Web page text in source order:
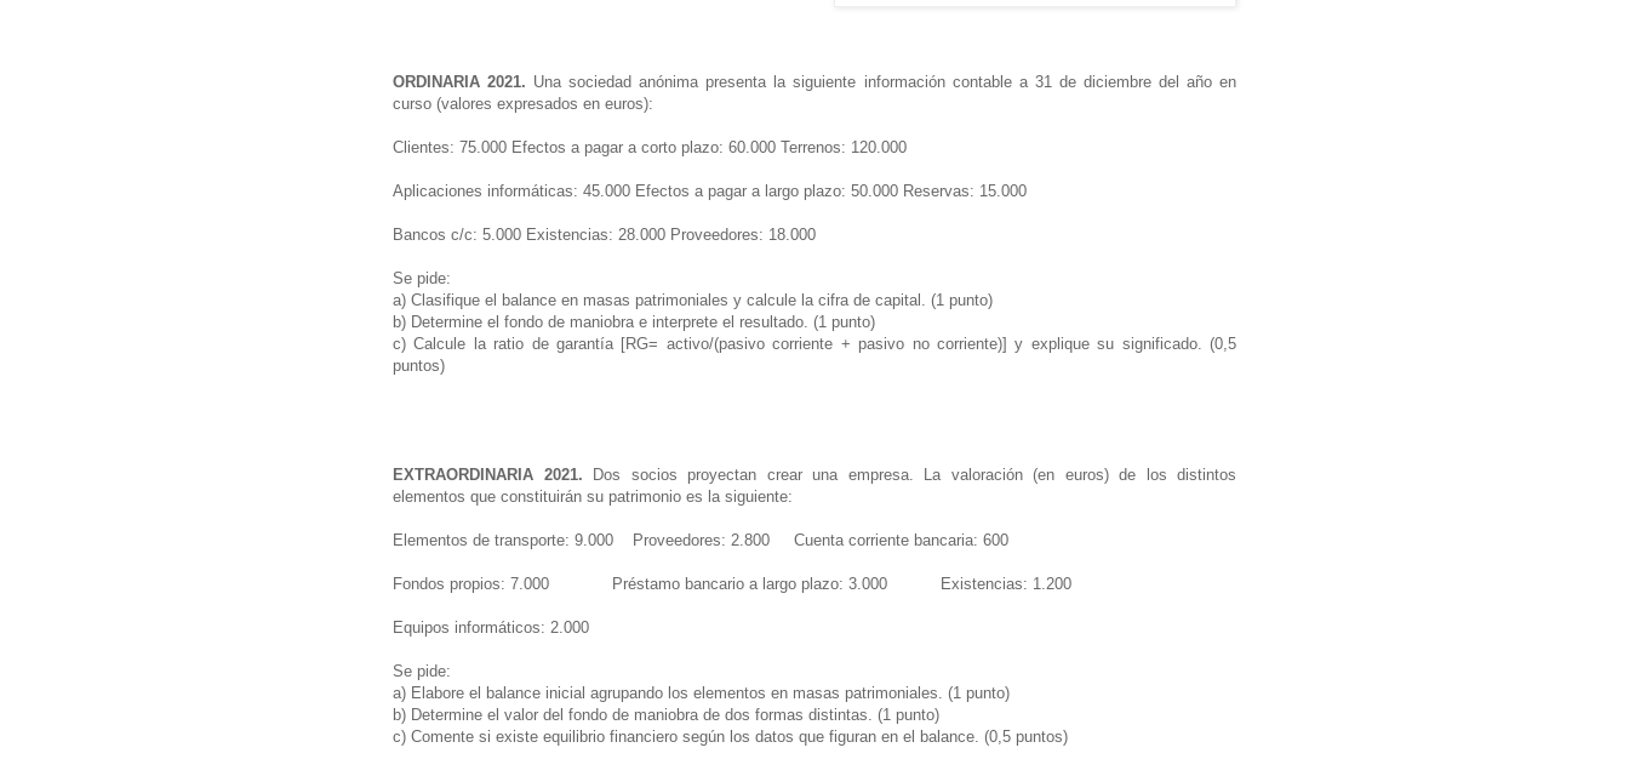
ORDINARIA 2021. Una sociedad anónima presenta la siguiente información contable a 31 de diciembre del año en
curso (valores expresados en euros):
Clientes: 75.000 Efectos a pagar a corto plazo: 60.000 Terrenos: 120.000
Aplicaciones informáticas: 45.000 Efectos a pagar a largo plazo: 50.000 Reservas: 15.000
Bancos c/c: 5.000 Existencias: 28.000 Proveedores: 18.000
Se pide:
a) Clasifique el balance en masas patrimoniales y calcule la cifra de capital. (1 punto)
b) Determine el fondo de maniobra e interprete el resultado. (1 punto)
c) Calcule la ratio de garantía [RG= activo/(pasivo corriente + pasivo no corriente)] y explique su significado. (0,5
puntos)
EXTRAORDINARIA 2021. Dos socios proyectan crear una empresa. La valoración (en euros) de los distintos
elementos que constituirán su patrimonio es la siguiente:
Elementos de transporte: 9.000 Proveedores: 2.800 Cuenta corriente bancaria: 600
Fondos propios: 7.000 Préstamo bancario a largo plazo: 3.000 Existencias: 1.200
Equipos informáticos: 2.000
Se pide:
a) Elabore el balance inicial agrupando los elementos en masas patrimoniales. (1 punto)
b) Determine el valor del fondo de maniobra de dos formas distintas. (1 punto)
c) Comente si existe equilibrio financiero según los datos que figuran en el balance. (0,5 puntos)